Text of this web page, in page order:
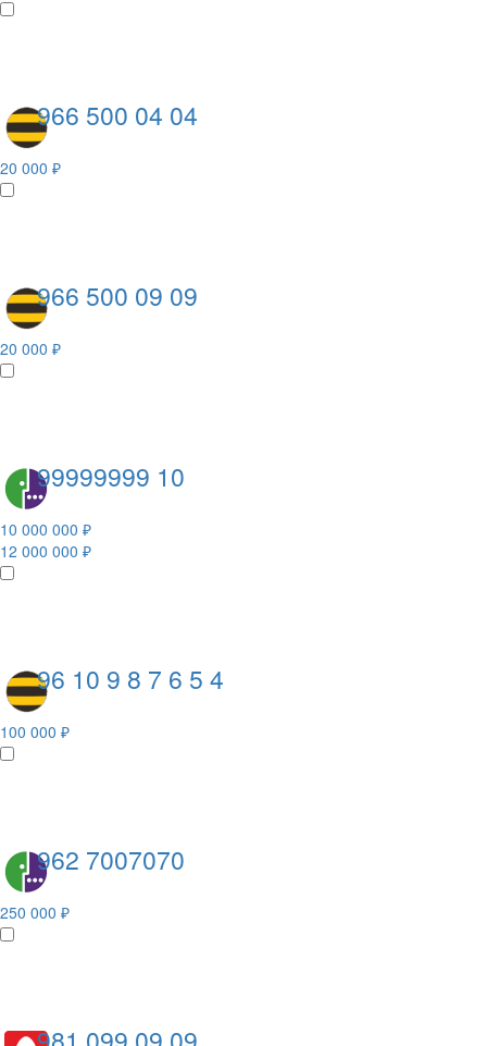
966 500 04 04
20 000 ₽
966 500 09 09
20 000 ₽
99999999 10
10 000 000 ₽
12 000 000 ₽
96 10 9 8 7 6 5 4
100 000 ₽
962 7007070
250 000 ₽